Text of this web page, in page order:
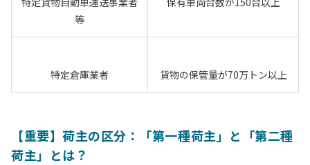
等
特定倉庫業者 貨物の保管量が70万トン以上
【重要】荷主の区分：「第一種荷主」と「第二種
荷主」とは？